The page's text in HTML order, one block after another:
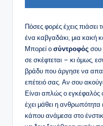
Πόσες φορές έχεις πιάσει
ένα καβγαδάκι, μια κακή
Μπορεί οσύντροφός σου
σε σκέφτεται – κι όμως,
βράδυ που άργησε να
επέτειό σας. Αν σου
Είναι απλώς ο εγκέφαλός
έχει μάθει η ανθρωπότητα
κάπου ανάμεσα στο